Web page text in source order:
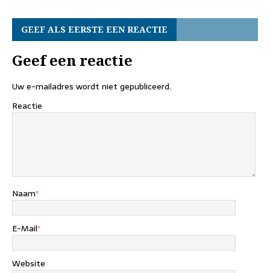
GEEF ALS EERSTE EEN REACTIE
Geef een reactie
Uw e-mailadres wordt niet gepubliceerd.
Reactie
Naam*
E-Mail*
Website